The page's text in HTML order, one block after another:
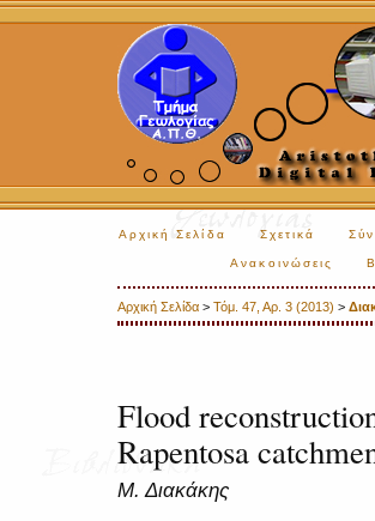
Αρχική Σελίδα Σχετικά
Ανακοινώσεις
Αρχική Σελίδα > Τόμ. 47, Αρ. 3 (2013) >
Flood
Rapentosa
Μ. Διακάκης